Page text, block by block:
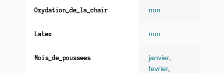
Oxydation_de_la_chair non
Latex non
Mois_de_poussees janvier,
fevrier,